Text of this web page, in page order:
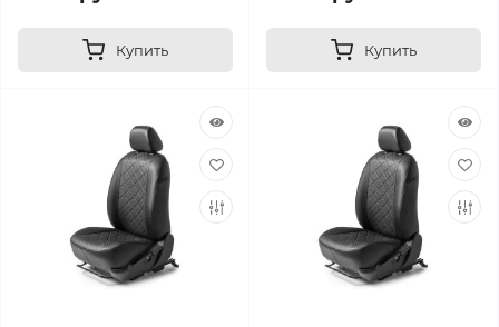
Купить Купить